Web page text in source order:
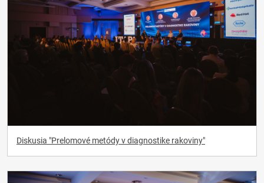
Diskusia "Prelomové metódy v diagnostike rakoviny"